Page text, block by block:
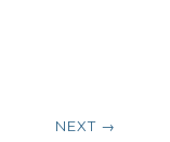
NEXT →